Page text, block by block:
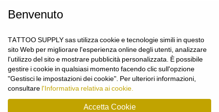
CONTATTACI
Contatti
UTENTE
Login
Registrati
Benvenuto
TATTOO SUPPLY sas utilizza cookie e tecnologie simili in questo
sito Web per migliorare l'esperienza online degli utenti, analizzare
l'utilizzo del sito e mostrare pubblicità personalizzata. È possibile
gestire i cookie in qualsiasi momento facendo clic sull'opzione
"Gestisci le impostazioni dei cookie". Per ulteriori informazioni,
consultare l'Informativa relativa ai cookie.
Accetta Cookie